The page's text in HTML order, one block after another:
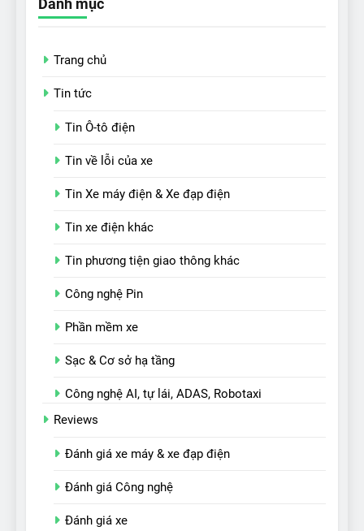
Danh mục
Trang chủ
Tin tức
Tin Ô-tô điện
Tin về lỗi của xe
Tin Xe máy điện & Xe đạp điện
Tin xe điện khác
Tin phương tiện giao thông khác
Công nghệ Pin
Phần mềm xe
Sạc & Cơ sở hạ tầng
Công nghệ AI, tự lái, ADAS, Robotaxi
Reviews
Đánh giá xe máy & xe đạp điện
Đánh giá Công nghệ
Đánh giá xe